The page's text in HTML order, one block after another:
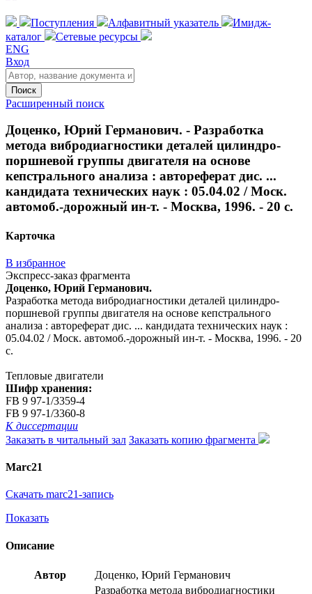
Поступления Алфавитный указатель
Имидж-
каталог
Сетевые ресурсы
ENG
Вход
Поиск
Расширенный поиск
Доценко, Юрий Германович. - Разработка
метода вибродиагностики деталей цилиндро-
поршневой группы двигателя на основе
кепстрального анализа : автореферат дис. ...
кандидата технических наук : 05.04.02 / Моск.
автомоб.-дорожный ин-т. - Москва, 1996. - 20 с.
Карточка
В избранное
Экспресс-заказ фрагмента
Доценко, Юрий Германович.
Разработка метода вибродиагностики деталей цилиндро-
поршневой группы двигателя на основе кепстрального
анализа : автореферат дис. ... кандидата технических наук :
05.04.02 / Моск. автомоб.-дорожный ин-т. - Москва, 1996. - 20
с.
Тепловые двигатели
Шифр хранения:
FB 9 97-1/3359-4
FB 9 97-1/3360-8
К диссертации
Заказать в читальный зал Заказать копию фрагмента
Marc21
Скачать marc21-запись
Показать
Описание
Автор Доценко, Юрий Германович
Разработка метода вибродиагностики